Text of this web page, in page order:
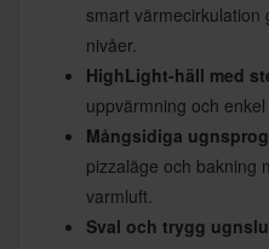
smart värmecirkulation
nivåer.
HighLight-häll med
uppvärmning och
Mångsidiga
pizzaläge och bakning
varmluft.
Sval och trygg